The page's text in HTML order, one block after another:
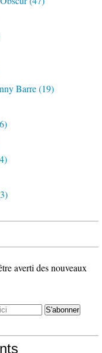
Barre(19)
averti des nouveaux